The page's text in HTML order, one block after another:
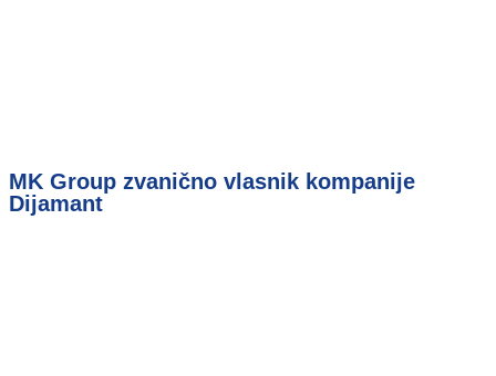
MK Group zvanično vlasnik kompanije
Dijamant